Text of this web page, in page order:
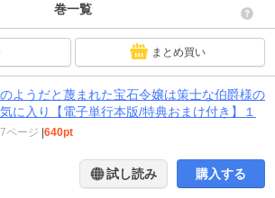
巻一覧
まとめ買い
ようだと蔑まれた宝石令嬢は策士な伯爵様の
に入り【電子単行本版/特典おまけ付き】１
ページ 640pt
試し読み 購入する